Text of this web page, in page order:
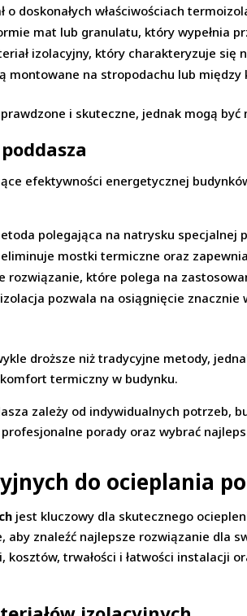
o doskonałych właściwościach
mat lub granulatu, który wypełnia
izolacyjny, który charakteryzuje się
montowane na stropodachu lub między
i skuteczne, jednak mogą
efektywności energetycznej
polegająca na natrysku specjalnej
mostki termiczne oraz
rozwiązanie, które polega na
pozwala na osiągnięcie
droższe niż tradycyjne metody,
termiczny w budynku.
zależy od indywidualnych potrzeb,
porady oraz wybrać
do ocieplania
jest kluczowy dla skutecznego
znaleźć najlepsze rozwiązanie dla
trwałości i łatwości instalacji